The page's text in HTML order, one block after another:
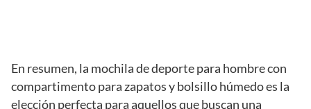
En resumen, la mochila de deporte para hombre con
compartimento para zapatos y bolsillo húmedo es la
elección perfecta para aquellos que buscan una